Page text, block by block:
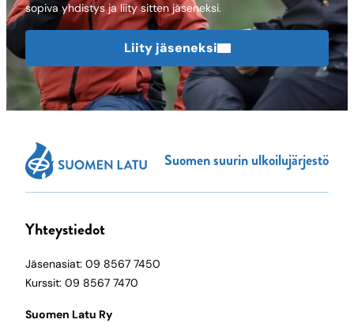
sopiva yhdistys ja liity sitten jäseneksi.
Liity jäseneksi
Suomen suurin ulkoilujärjestö
Yhteystiedot
Jäsenasiat: 09 8567 7450
Kurssit: 09 8567 7470
Suomen Latu Ry